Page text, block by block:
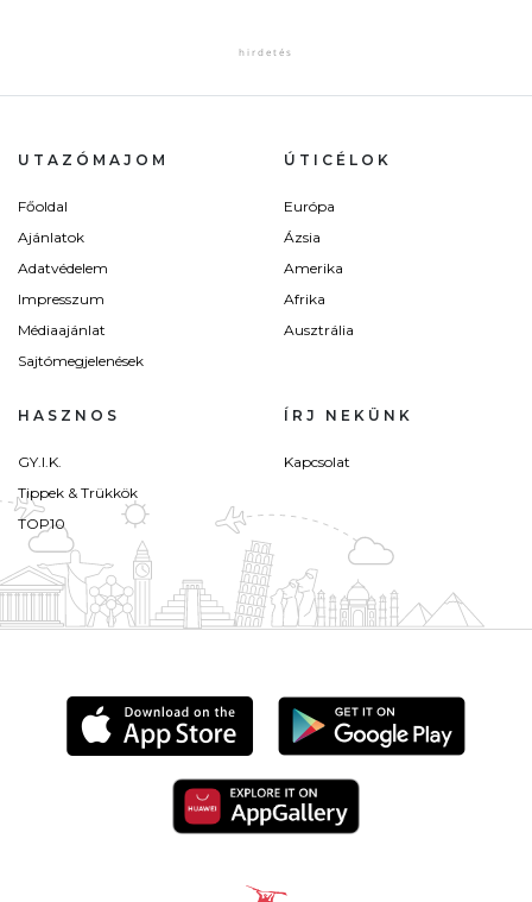
UTAZÓMAJOM
Főoldal
Ajánlatok
Adatvédelem
Impresszum
Médiaajánlat
Sajtómegjelenések
ÚTICÉLOK
Európa
Ázsia
Amerika
Afrika
Ausztrália
HASZNOS
GY.I.K.
Tippek & Trükkök
TOP10
ÍRJ NEKÜNK
Kapcsolat